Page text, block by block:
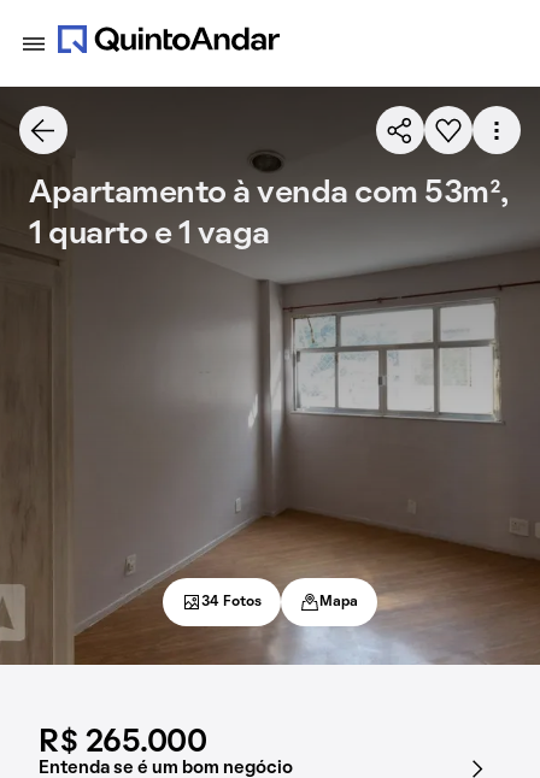
R$ 265.000
Entenda se é um bom negócio
Apartamento à venda com 53m²,
1 quarto e 1 vaga
34 Fotos Mapa